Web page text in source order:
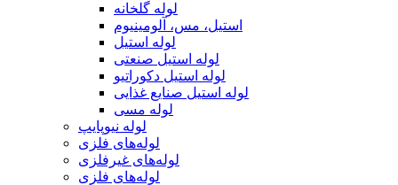
لوله گلخانه
استیل، مس، آلومینیوم
لوله استیل
لوله استیل صنعتی
لوله استیل دکوراتیو
لوله استیل صنایع غذایی
لوله مسی
لوله نیوپایپ
لوله‌های فلزی
لوله‌های غیرفلزی
لوله‌های فلزی